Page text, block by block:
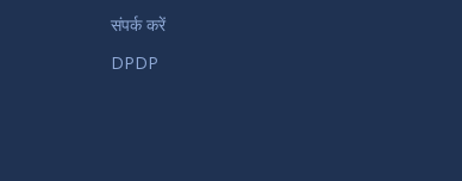
संपर्क करें
DPDP